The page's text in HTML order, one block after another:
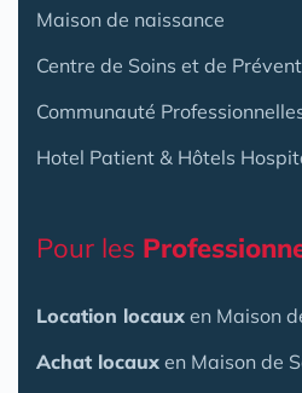
Maison de naissance
Centre de Soins et de
Communauté
Hotel Patient & Hôtels
Pour les
Location locaux en Maison
Achat locaux en Maison de